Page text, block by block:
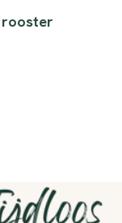
rooster